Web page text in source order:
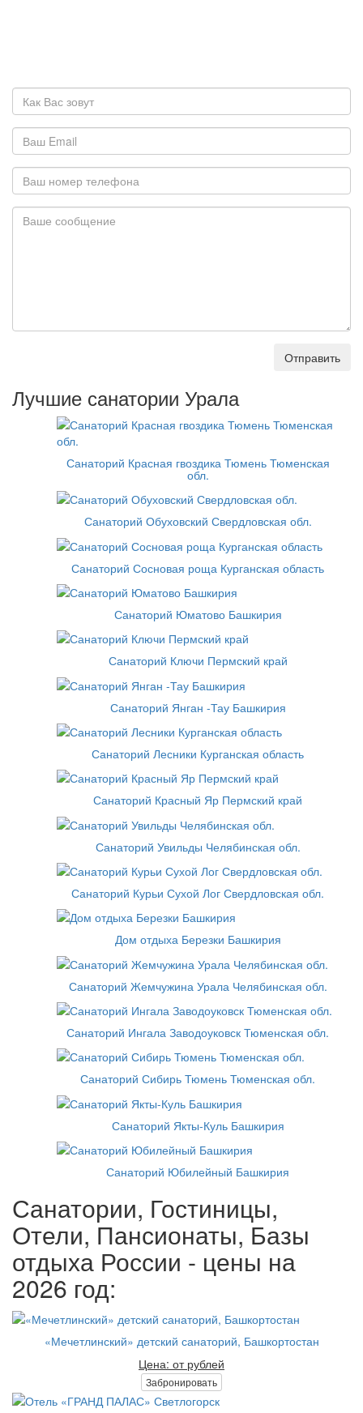
Отправить
Лучшие санатории Урала
Санаторий Красная гвоздика Тюмень Тюменская
обл.
Санаторий Обуховский Свердловская обл.
Санаторий Сосновая роща Курганская область
Санаторий Юматово Башкирия
Санаторий Ключи Пермский край
Санаторий Янган -Тау Башкирия
Санаторий Лесники Курганская область
Санаторий Красный Яр Пермский край
Санаторий Увильды Челябинская обл.
Санаторий Курьи Сухой Лог Свердловская обл.
Дом отдыха Березки Башкирия
Санаторий Жемчужина Урала Челябинская обл.
Санаторий Ингала Заводоуковск Тюменская обл.
Санаторий Сибирь Тюмень Тюменская обл.
Санаторий Якты-Куль Башкирия
Санаторий Юбилейный Башкирия
Санатории, Гостиницы,
Отели, Пансионаты, Базы
отдыха России - цены на
2026 год:
«Мечетлинский» детский санаторий, Башкортостан
Цена: от рублей
Забронировать